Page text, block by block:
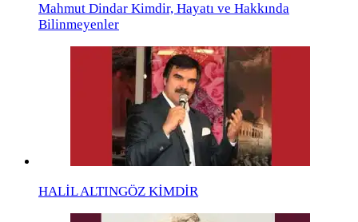
Mahmut Dindar Kimdir, Hayatı ve Hakkında
Bilinmeyenler
HALİL ALTINGÖZ KİMDİR